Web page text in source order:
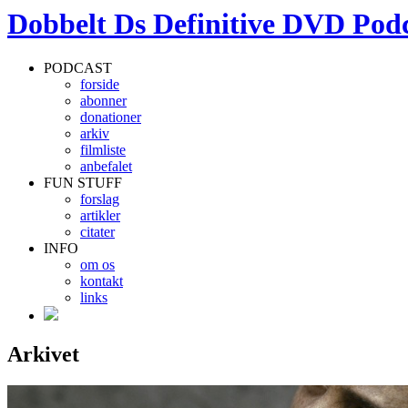
Dobbelt Ds Definitive DVD
PODCAST
forside
abonner
donationer
arkiv
filmliste
anbefalet
FUN STUFF
forslag
artikler
citater
INFO
om os
kontakt
links
Arkivet